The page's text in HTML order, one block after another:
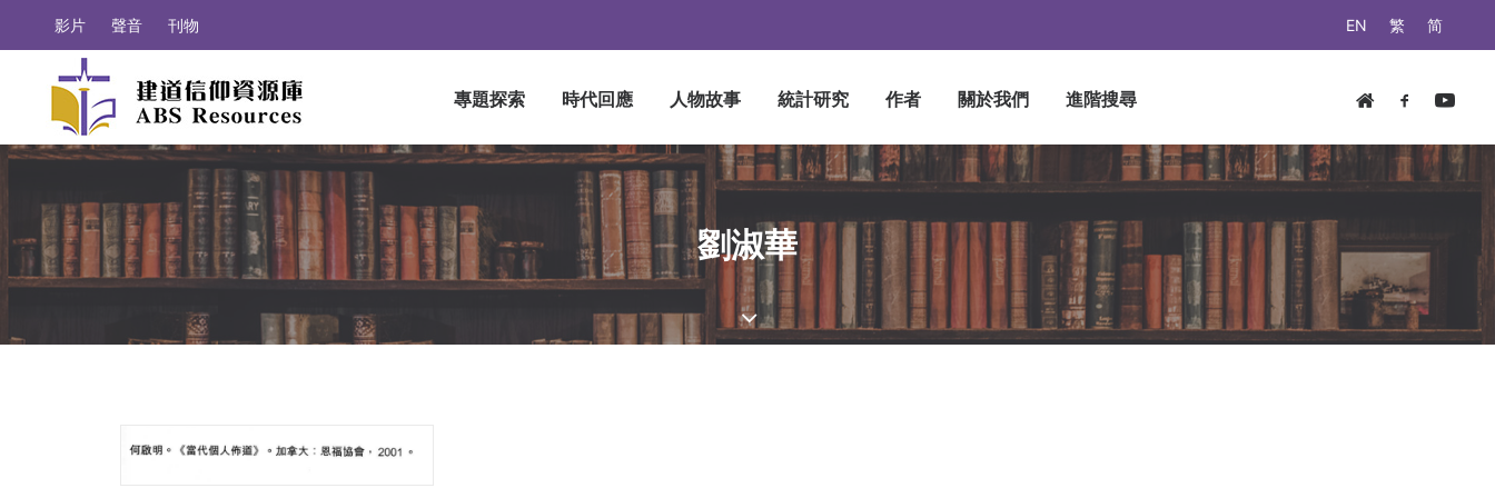
EN 繁 简
影片 聲音 刊物
專題探索 時代回應 人物故事 統計研究 作者 關於我們 進階搜尋
劉淑華